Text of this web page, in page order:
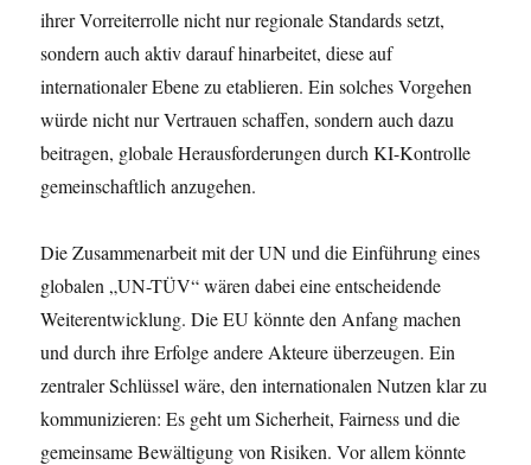
ihrer Vorreiterrolle nicht nur regionale Standards setzt,
sondern auch aktiv darauf hinarbeitet, diese auf
internationaler Ebene zu etablieren. Ein solches Vorgehen
würde nicht nur Vertrauen schaffen, sondern auch dazu
beitragen, globale Herausforderungen durch KI-Kontrolle
gemeinschaftlich anzugehen.
Die Zusammenarbeit mit der UN und die Einführung eines
globalen „UN-TÜV“ wären dabei eine entscheidende
Weiterentwicklung. Die EU könnte den Anfang machen
und durch ihre Erfolge andere Akteure überzeugen. Ein
zentraler Schlüssel wäre, den internationalen Nutzen klar zu
kommunizieren: Es geht um Sicherheit, Fairness und die
gemeinsame Bewältigung von Risiken. Vor allem könnte